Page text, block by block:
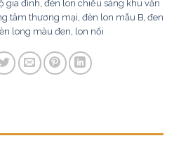
gia đình, đèn lon chiếu sáng khu văn
tâm thương mại, đèn lon mẫu B, đen
long màu đen, lon nổi